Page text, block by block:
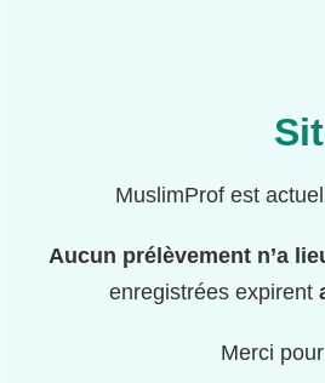
MuslimProf est
Aucun prélèvement n’a
enregistrées expirent
Merci